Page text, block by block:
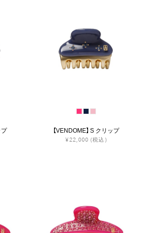
【VENDOME】 S クリップ
¥22,000 (税込)